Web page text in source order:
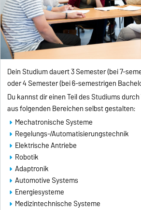
Dein Studium dauert 3 Semester (bei 7-
oder 4 Semester (bei 6-semestrigen
Du kannst dir einen Teil des Studiums
aus folgenden Bereichen selbst gestalten:
Mechatronische Systeme
Regelungs-/Automatisierungstechnik
Elektrische Antriebe
Robotik
Adaptronik
Automotive Systems
Energiesysteme
Medizintechnische Systeme